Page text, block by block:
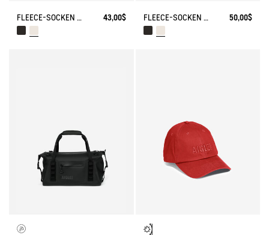
FLEECE-SOCKEN FÜR KNIEHOHE STIEFEL 43,00$ FLEECE-SOCKEN FÜR HOHE STIEFEL 50,00$